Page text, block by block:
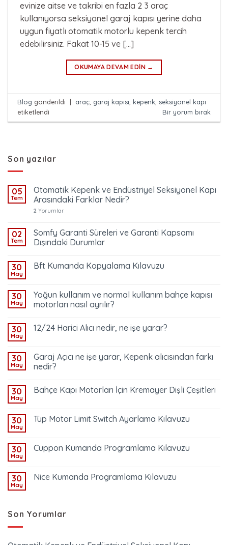
evinize aitse ve takribi en fazla 2 3 araç
kullanıyorsa seksiyonel garaj kapısı yerine daha
uygun fiyatlı otomatik motorlu kepenk tercih
edebilirsiniz. Fakat 10-15 ve […]
OKUMAYA DEVAM EDIN →
Blog gönderildi | araç garaj kapısı kepenk seksiyonel kapı
etiketlendi
Bir yorum bırak
Son yazılar
05
Tem
Otomatik Kepenk ve Endüstriyel Seksiyonel Kapı
Arasındaki Farklar Nedir?
2 Yorumlar
02
Tem
Somfy Garanti Süreleri ve Garanti Kapsamı
Dışındaki Durumlar
30
May
Bft Kumanda Kopyalama Kılavuzu
30
May
Yoğun kullanım ve normal kullanım bahçe kapısı
motorları nasıl ayrılır?
30
May
12/24 Harici Alıcı nedir, ne işe yarar?
30
May
Garaj Açıcı ne işe yarar, Kepenk alıcısından farkı
nedir?
30
May
Bahçe Kapı Motorları İçin Kremayer Dişli Çeşitleri
30
May
Tüp Motor Limit Switch Ayarlama Kılavuzu
30
May
Cuppon Kumanda Programlama Kılavuzu
30
May
Nice Kumanda Programlama Kılavuzu
Son Yorumlar